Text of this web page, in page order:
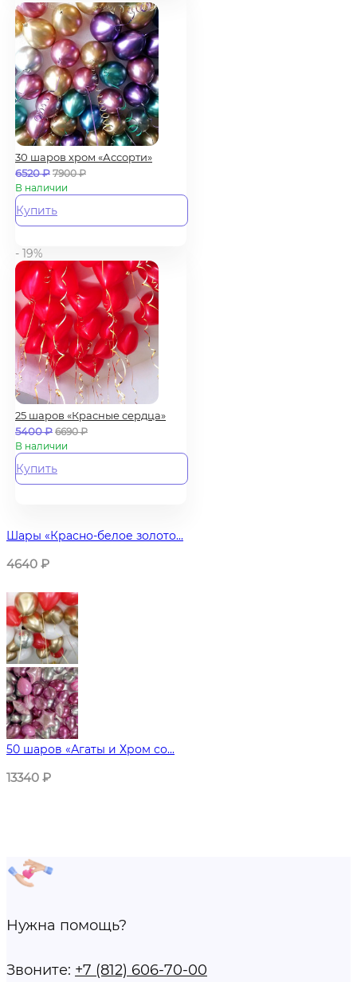
30 шаров хром «Ассорти»
6520₽ 7900₽
В наличии
Купить
- 19%
25 шаров «Красные сердца»
5400₽ 6690₽
В наличии
Купить
Шары «Красно-белое золото...
4640 ₽
50 шаров «Агаты и Хром со...
13340 ₽
Нужна помощь?
Звоните: +7 (812) 606-70-00